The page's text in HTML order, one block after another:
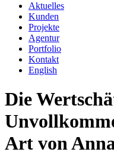
Aktuelles
Kunden
Projekte
Agentur
Portfolio
Kontakt
English
Die
Art von